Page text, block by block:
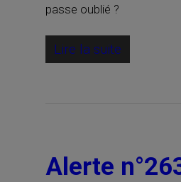
passe oublié ?
Lire la suite
Alerte